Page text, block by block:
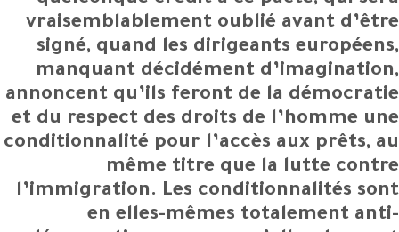
vraisemblablement oublié avant d’être
signé, quand les dirigeants européens,
manquant décidément d’imagination,
annoncent qu’ils feront de la démocratie
et du respect des droits de l’homme une
conditionnalité pour l’accès aux prêts, au
même titre que la lutte contre
l’immigration. Les conditionnalités sont
en elles-mêmes totalement anti-